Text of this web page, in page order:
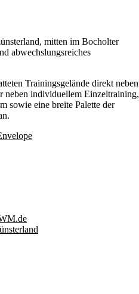
mitten im Bocholter
abwechslungsreiches
Trainingsgelände direkt neben
neben individuellem Einzeltraining,
sowie eine breite Palette der